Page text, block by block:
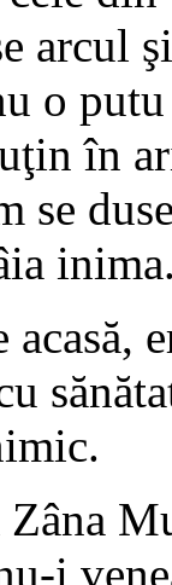
arcul
o
în
se
acasă,
Zâna
i